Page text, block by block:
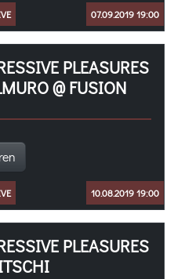
07.09.2019 19:00
PLEASURES
@ FUSION
10.08.2019 19:00
PLEASURES